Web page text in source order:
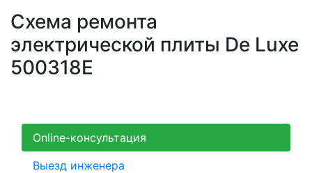
Схема ремонта
электрической плиты De Luxe
500318E
Online-консультация
Выезд инженера